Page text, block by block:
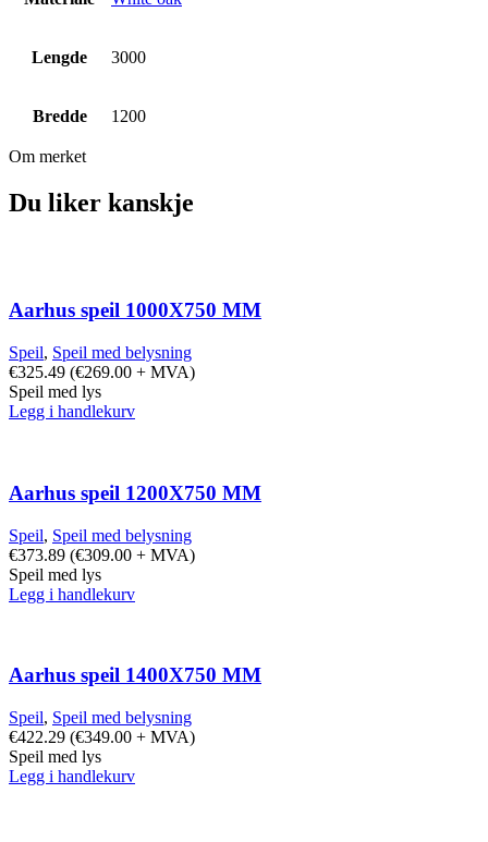
Lengde 3000
Bredde 1200
Om merket
Du liker kanskje
Aarhus speil 1000X750 MM
Speil, Speil med belysning
€325.49 (€269.00 + MVA)
Speil med lys
Legg i handlekurv
Aarhus speil 1200X750 MM
Speil, Speil med belysning
€373.89 (€309.00 + MVA)
Speil med lys
Legg i handlekurv
Aarhus speil 1400X750 MM
Speil, Speil med belysning
€422.29 (€349.00 + MVA)
Speil med lys
Legg i handlekurv